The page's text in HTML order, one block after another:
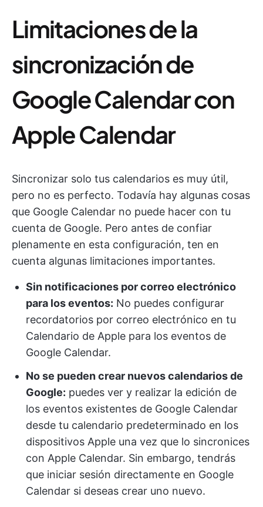
Limitaciones de la
sincronización de
Google Calendar con
Apple Calendar
Sincronizar solo tus calendarios es muy útil,
pero no es perfecto. Todavía hay algunas cosas
que Google Calendar no puede hacer con tu
cuenta de Google. Pero antes de confiar
plenamente en esta configuración, ten en
cuenta algunas limitaciones importantes.
Sin notificaciones por correo electrónico
para los eventos: No puedes configurar
recordatorios por correo electrónico en tu
Calendario de Apple para los eventos de
Google Calendar.
No se pueden crear nuevos calendarios de
Google: puedes ver y realizar la edición de
los eventos existentes de Google Calendar
desde tu calendario predeterminado en los
dispositivos Apple una vez que lo sincronices
con Apple Calendar. Sin embargo, tendrás
que iniciar sesión directamente en Google
Calendar si deseas crear uno nuevo.